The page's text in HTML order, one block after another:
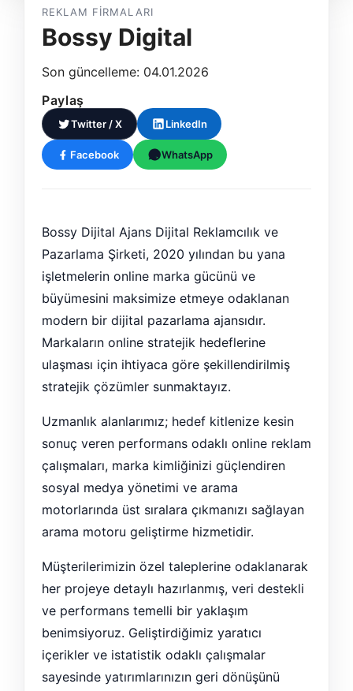
REKLAM FIRMALARI
Bossy Digital
Son güncelleme: 04.01.2026
Paylaş
Twitter / X LinkedIn
Facebook WhatsApp
Bossy Dijital Ajans Dijital Reklamcılık ve
Pazarlama Şirketi, 2020 yılından bu yana
işletmelerin online marka gücünü ve
büyümesini maksimize etmeye odaklanan
modern bir dijital pazarlama ajansıdır.
Markaların online stratejik hedeflerine
ulaşması için ihtiyaca göre şekillendirilmiş
stratejik çözümler sunmaktayız.
Uzmanlık alanlarımız; hedef kitlenize kesin
sonuç veren performans odaklı online reklam
çalışmaları, marka kimliğinizi güçlendiren
sosyal medya yönetimi ve arama
motorlarında üst sıralara çıkmanızı sağlayan
arama motoru geliştirme hizmetidir.
Müşterilerimizin özel taleplerine odaklanarak
her projeye detaylı hazırlanmış, veri destekli
ve performans temelli bir yaklaşım
benimsiyoruz. Geliştirdiğimiz yaratıcı
içerikler ve istatistik odaklı çalışmalar
sayesinde yatırımlarınızın geri dönüşünü